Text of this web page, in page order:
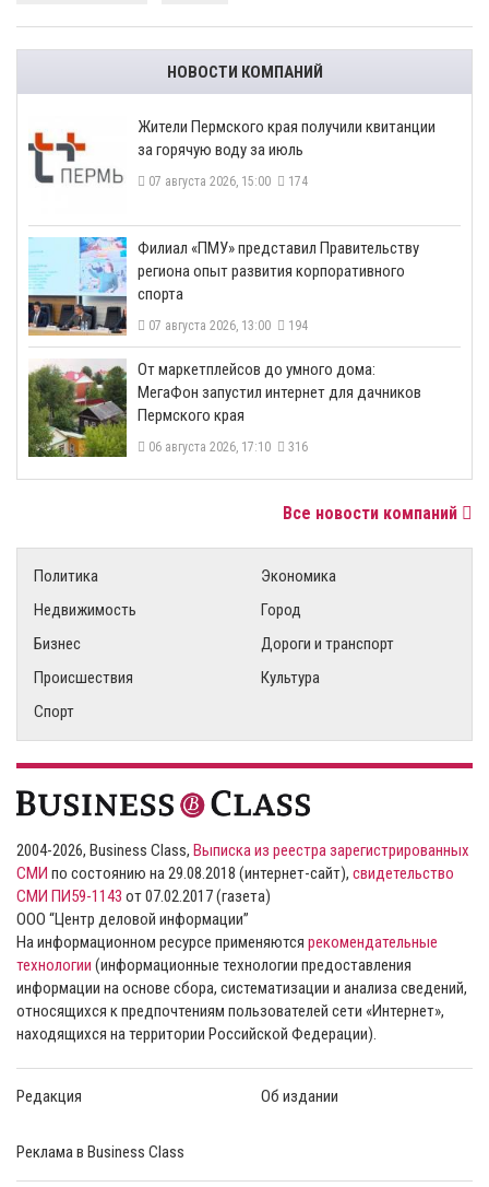
НОВОСТИ КОМПАНИЙ
​Жители Пермского края получили квитанции
за горячую воду за июль
07 августа 2026, 15:00 174
​Филиал «ПМУ» представил Правительству
региона опыт развития корпоративного
спорта
07 августа 2026, 13:00 194
От маркетплейсов до умного дома:
МегаФон запустил интернет для дачников
Пермского края
06 августа 2026, 17:10 316
Все новости компаний
Политика
Экономика
Недвижимость
Город
Бизнес
Дороги и транспорт
Происшествия
Культура
Спорт
2004-2026, Business Class, Выписка из реестра зарегистрированных
СМИ по состоянию на 29.08.2018 (интернет-сайт), свидетельство
СМИ ПИ59-1143 от 07.02.2017 (газета)
ООО “Центр деловой информации”
На информационном ресурсе применяются рекомендательные
технологии (информационные технологии предоставления
информации на основе сбора, систематизации и анализа сведений,
относящихся к предпочтениям пользователей сети «Интернет»,
находящихся на территории Российской Федерации).
Редакция Об издании
Реклама в Business Class